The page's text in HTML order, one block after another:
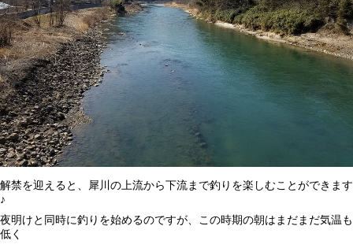
解禁を迎えると、犀川の上流から下流まで釣りを楽しむことができます
♪
夜明けと同時に釣りを始めるのですが、この時期の朝はまだまだ気温も
低く